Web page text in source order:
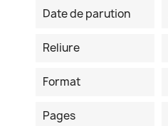
Date de parution
Reliure
Format
Pages